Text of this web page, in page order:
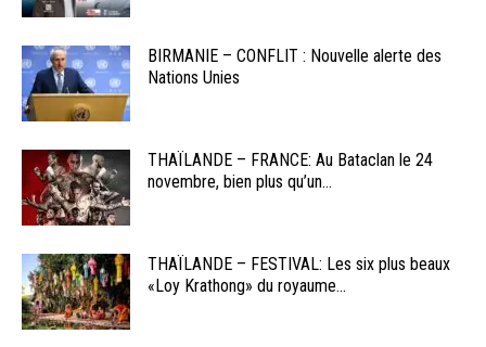
BIRMANIE – CONFLIT : Nouvelle alerte des
Nations Unies
THAÏLANDE – FRANCE: Au Bataclan le 24
novembre, bien plus qu’un...
THAÏLANDE – FESTIVAL: Les six plus beaux
«Loy Krathong» du royaume...